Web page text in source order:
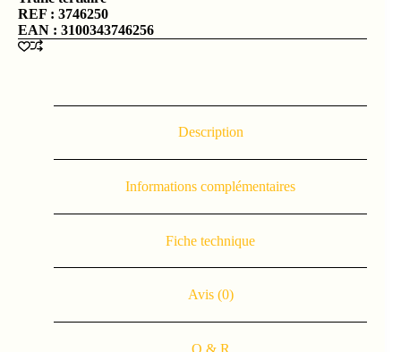
REF : 3746250
EAN : 3100343746256
Description
Informations complémentaires
Fiche technique
Avis (0)
Q & R